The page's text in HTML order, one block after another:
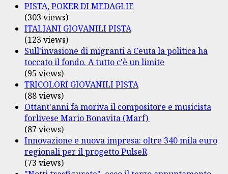
PISTA, POKER DI MEDAGLIE
(303 views)
ITALIANI GIOVANILI PISTA
(123 views)
Sull'invasione di migranti a Ceuta la politica ha
toccato il fondo. A tutto c'è un limite
(95 views)
TRICOLORI GIOVANILI PISTA
(88 views)
Ottant'anni fa moriva il compositore e musicista
forlivese Mario Bonavita (Marf)
(87 views)
Innovazione e nuova impresa: oltre 340 mila euro
regionali per il progetto PulseR
(73 views)